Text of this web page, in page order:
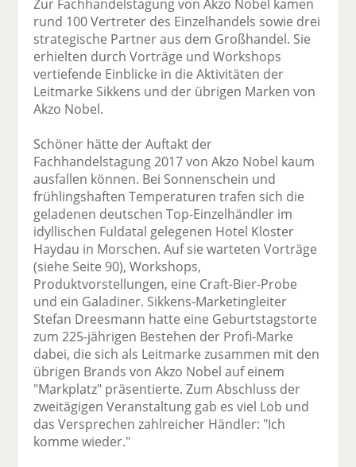
Zur Fachhandelstagung von Akzo Nobel kamen
rund 100 Vertreter des Einzelhandels sowie drei
strategische Partner aus dem Großhandel. Sie
erhielten durch Vorträge und Workshops
vertiefende Einblicke in die Aktivitäten der
Leitmarke Sikkens und der übrigen Marken von
Akzo Nobel.
Schöner hätte der Auftakt der
Fachhandelstagung 2017 von Akzo Nobel kaum
ausfallen können. Bei Sonnenschein und
frühlingshaften Temperaturen trafen sich die
geladenen deutschen Top-Einzelhändler im
idyllischen Fuldatal gelegenen Hotel Kloster
Haydau in Morschen. Auf sie warteten Vorträge
(siehe Seite 90), Workshops,
Produktvorstellungen, eine Craft-Bier-Probe
und ein Galadiner. Sikkens-Marketingleiter
Stefan Dreesmann hatte eine Geburtstagstorte
zum 225-jährigen Bestehen der Profi-Marke
dabei, die sich als Leitmarke zusammen mit den
übrigen Brands von Akzo Nobel auf einem
"Markplatz" präsentierte. Zum Abschluss der
zweitägigen Veranstaltung gab es viel Lob und
das Versprechen zahlreicher Händler: "Ich
komme wieder."